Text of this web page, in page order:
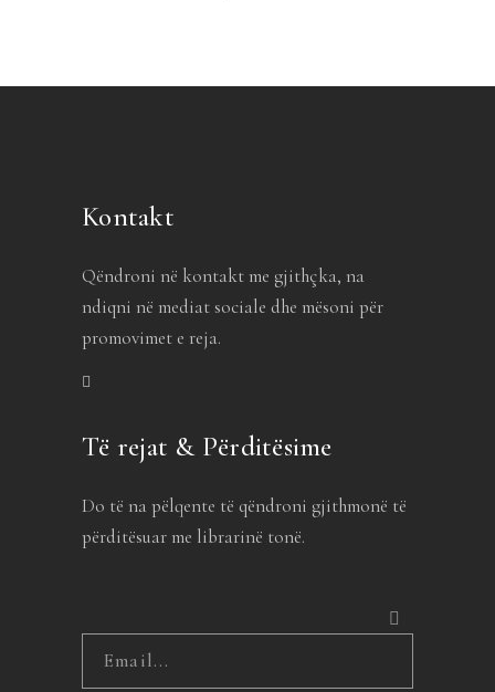
Kontakt
Qëndroni në kontakt me gjithçka, na
ndiqni në mediat sociale dhe mësoni për
promovimet e reja.
Të rejat & Përditësime
Do të na pëlqente të qëndroni gjithmonë të
përditësuar me librarinë tonë.